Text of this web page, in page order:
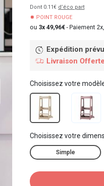
Dont 0.11€ d’éco part
POINT ROUGE
ou 3x 49,96€ -Paiement
Expédition
Livraison Offerte
Choisissez votre
Choisissez votre
Simple